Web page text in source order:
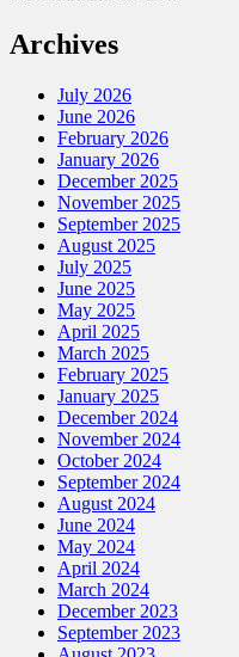
Archives
July 2026
June 2026
February 2026
January 2026
December 2025
November 2025
September 2025
August 2025
July 2025
June 2025
May 2025
April 2025
March 2025
February 2025
January 2025
December 2024
November 2024
October 2024
September 2024
August 2024
June 2024
May 2024
April 2024
March 2024
December 2023
September 2023